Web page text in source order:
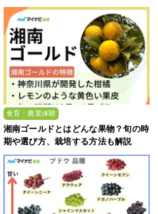
食育・農業体験
湘南ゴールドとはどんな果物？旬の時
期や選び方、栽培する方法も解説